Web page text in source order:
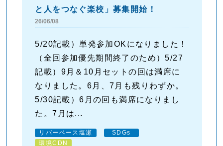
と人をつなぐ楽校」募集開始！
26/06/08
5/20記載）単発参加OKになりました！
（全回参加優先期間終了のため）5/27
記載）9月＆10月セットの回は満席に
なりました。6月、7月も残りわずか。
5/30記載）6月の回も満席になりまし
た。7月は...
リバーベース塩瀬
SDGs
環境CDN